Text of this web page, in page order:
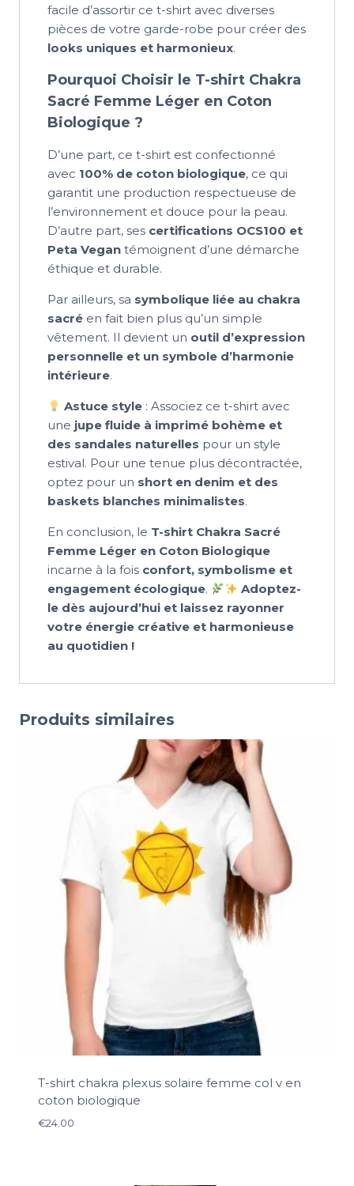
facile d’assortir ce t-shirt avec diverses
pièces de votre garde-robe pour créer des
looks uniques et harmonieux.
Pourquoi Choisir le T-shirt Chakra
Sacré Femme Léger en Coton
Biologique ?
D’une part, ce t-shirt est confectionné
avec 100% de coton biologique, ce qui
garantit une production respectueuse de
l’environnement et douce pour la peau.
D’autre part, ses certifications OCS100 et
Peta Vegan témoignent d’une démarche
éthique et durable.
Par ailleurs, sa symbolique liée au chakra
sacré en fait bien plus qu’un simple
vêtement. Il devient un outil d’expression
personnelle et un symbole d’harmonie
intérieure.
Astuce style : Associez ce t-shirt avec
une jupe fluide à imprimé bohème et
des sandales naturelles pour un style
estival. Pour une tenue plus décontractée,
optez pour un short en denim et des
baskets blanches minimalistes.
En conclusion, le T-shirt Chakra Sacré
Femme Léger en Coton Biologique
incarne à la fois confort, symbolisme et
engagement écologique.
Adoptez-
le dès aujourd’hui et laissez rayonner
votre énergie créative et harmonieuse
au quotidien !
Produits similaires
T-shirt chakra plexus solaire femme col v en
coton biologique
€24.00